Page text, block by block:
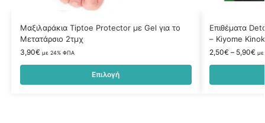
Μαξιλαράκια Tiptoe Protector με Gel για το
Μετατάρσιο 2τμχ
3,90€ με 24% ΦΠΑ
Επιλογή
Επιθέματα
– Kiyome
2,50€ – 5,90€ με